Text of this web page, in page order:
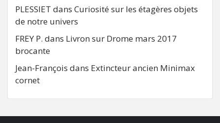
PLESSIET dans Curiosité sur les étagères objets
de notre univers
FREY P. dans Livron sur Drome mars 2017
brocante
Jean-François dans Extincteur ancien Minimax
cornet